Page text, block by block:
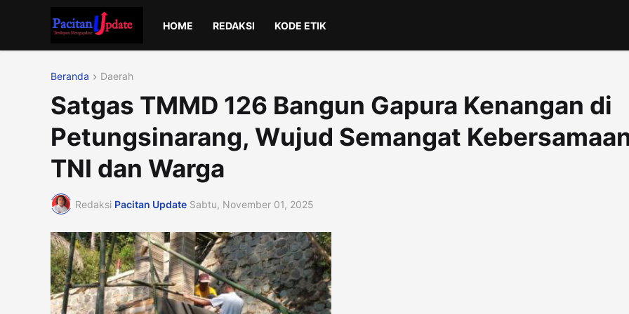
HOME REDAKSI KODE ETIK
Beranda Daerah
Satgas TMMD 126 Bangun Gapura Kenangan di
Petungsinarang, Wujud Semangat
TNI dan Warga
Redaksi Pacitan Update Sabtu, November 01, 2025